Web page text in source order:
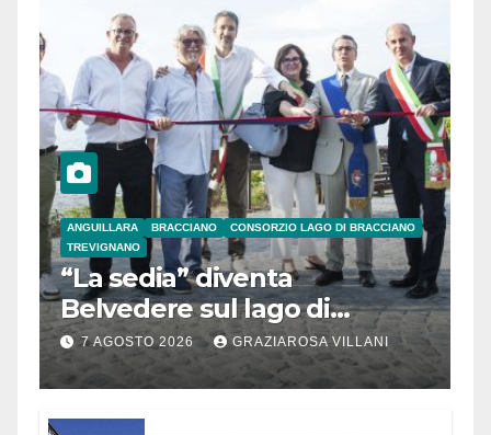
ANGUILLARA BRACCIANO
CONSORZIO LAGO DI BRACCIANO
TREVIGNANO
“La sedia” diventa
Belvedere sul lago di
Bracciano: ieri
l’inaugurazione
7 AGOSTO 2026 GRAZIAROSA VILLANI